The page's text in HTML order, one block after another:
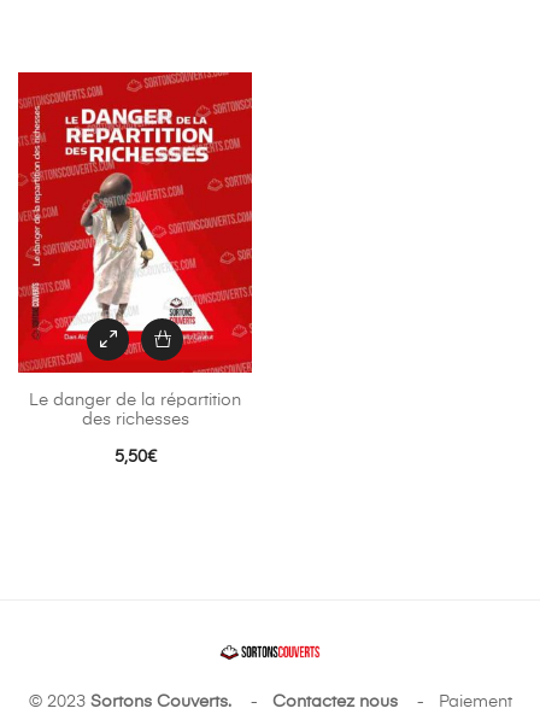
Le danger de la répartition
des richesses
5,50€
© 2023 Sortons Couverts.- Contactez nous- Paiement